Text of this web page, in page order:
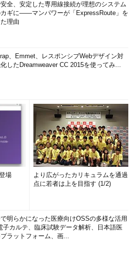
全、安定した専用線接続が理想のシステム
ギに――マンパワーが「ExpressRoute」を
理由
、Emmet、レスポンシブWebデザイン対
したDreamweaver CC 2015を使ってみ...
場
より広がったカリキュラムを通過
点に若者は上を目指す (1/2)
明らかになった医療向けOSSの多様な活用
カルテ、臨床試験データ解析、日本語医
ラットフォーム、画...